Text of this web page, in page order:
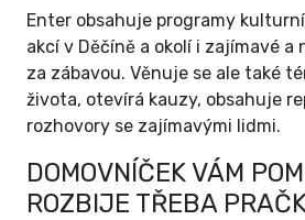
Enter obsahuje programy
akcí v Děčíně a okolí i zajímavé a
za zábavou. Věnuje se ale také
života, otevírá kauzy, obsahuje
rozhovory se zajímavými lidmi.
DOMOVNÍČEK VÁM
ROZBIJE TŘEBA